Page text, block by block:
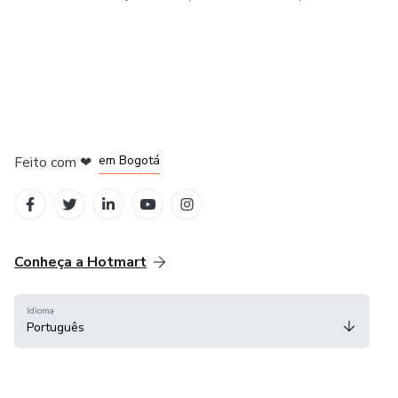
Feito com ❤ em Bogotá
Conheça a Hotmart
Idioma
Português